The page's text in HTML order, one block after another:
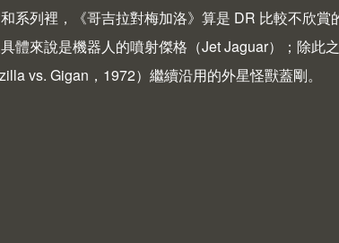
系列裡，《哥吉拉對梅加洛》算是 DR 比較不欣賞
體來說是機器人的噴射傑格（Jet Jaguar）；除此
vs. Gigan ，1972）繼續沿用的外星怪獸蓋剛。